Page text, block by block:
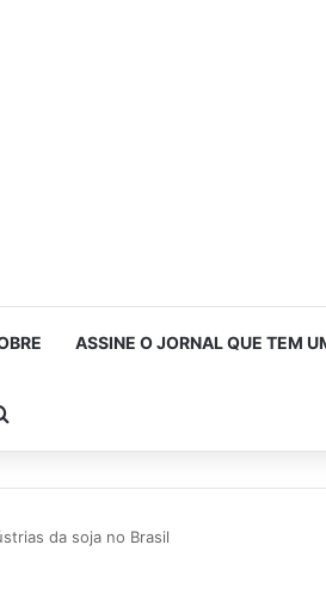
ASSINE O JORNAL QUE TEM
skin
da soja no Brasil